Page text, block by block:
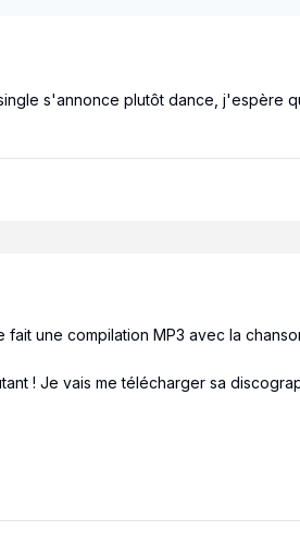
s'annonce plutôt dance, j'espère
fait une compilation MP3 avec la
! Je vais me télécharger sa